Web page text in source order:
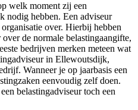
welk moment zij een
nodig hebben. Een adviseur
over. Hierbij hebben
de normale belastingaangifte,
bedrijven merken meteen wat
in Ellewoutsdijk,
Wanneer je op jaarbasis een
eenvoudig zelf doen.
belastingadviseur toch een